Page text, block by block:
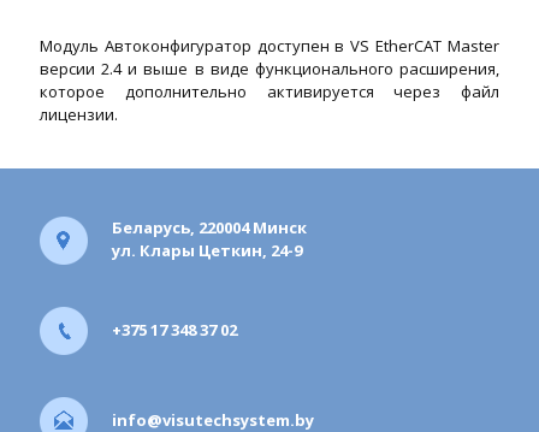
Модуль Автоконфигуратор доступен в VS EtherCAT Master
версии 2.4 и выше в виде функционального расширения,
которое дополнительно активируется через файл
лицензии.
Беларусь, 220004 Минск
ул. Клары Цеткин, 24-9
+375 17 348 37 02
info@visutechsystem.by